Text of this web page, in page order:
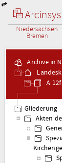
Arcinsys
Niedersachsen
Bremen
Archive in
A
Gliederung
Akten